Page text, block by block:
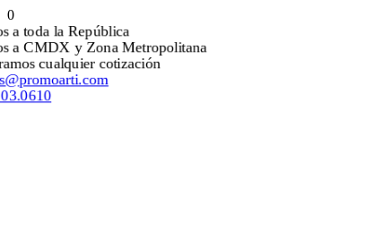
0
a toda la República
a CMDX y Zona Metropolitana
cualquier cotización